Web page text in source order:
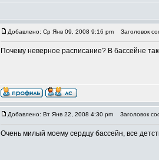
Добавлено: Ср Янв 09, 2008 9:16 pm Заголовок
Почему неверное расписание? В бассейне
Добавлено: Вт Янв 22, 2008 4:30 pm Заголовок
Очень милый моему сердцу бассейн, все